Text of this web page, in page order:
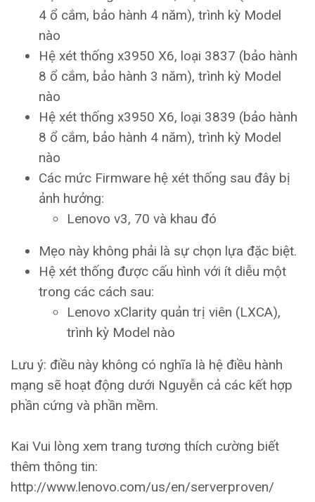
4 ổ cắm, bảo hành 4 năm), trình kỳ Model
nào
Hệ xét thống x3950 X6, loại 3837 (bảo hành
8 ổ cắm, bảo hành 3 năm), trình kỳ Model
nào
Hệ xét thống x3950 X6, loại 3839 (bảo hành
8 ổ cắm, bảo hành 4 năm), trình kỳ Model
nào
Các mức Firmware hệ xét thống sau đây bị
ảnh hưởng:
Lenovo v3, 70 và khau đó
Mẹo này không phải là sự chọn lựa đặc biệt.
Hệ xét thống được cấu hình với ít diễu một
trong các cách sau:
Lenovo xClarity quản trị viên (LXCA),
trình kỳ Model nào
Lưu ý: điều này không có nghĩa là hệ điều hành
mạng sẽ hoạt động dưới Nguyễn cả các kết hợp
phần cứng và phần mềm.
Kai Vui lòng xem trang tương thích cường biết
thêm thông tin:
http://www.lenovo.com/us/en/serverproven/